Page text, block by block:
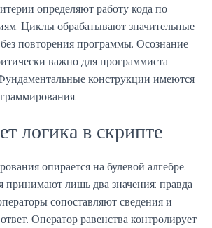
определяют работу кода по
Циклы обрабатывают значительные
повторения программы. Осознание
важно для программиста
конструкции имеются
логика в скрипте
опирается на булевой алгебре.
принимают лишь два значения: правда
сопоставляют сведения и
Оператор равенства контролирует